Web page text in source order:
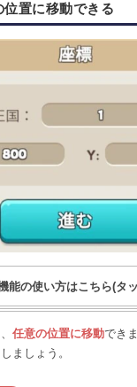
置に移動できる
能の使い方はこちら(タ
任意の位置に移動でき
ましょう。